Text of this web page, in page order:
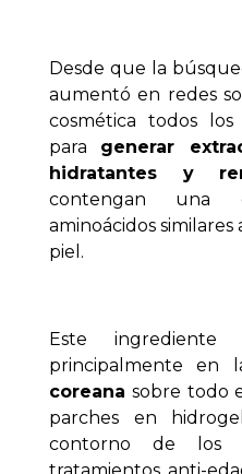
Desde que la
aumentó en redes
cosmética todos
para generar
hidratantes y
contengan una
aminoácidos
piel.
Este
principalmente en
coreanasobre todo
parches en
contorno de los
tratamientos anti-